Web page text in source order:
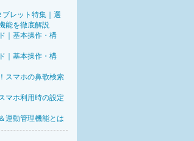
レット特集｜選
能を徹底解説
｜基本操作・構
｜基本操作・構
スマホの鼻歌検索
マホ利用時の設定
運動管理機能とは